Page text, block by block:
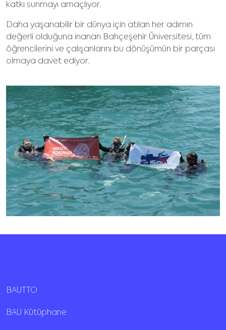
katkı sunmayı amaçlıyor.
Daha yaşanabilir bir dünya için atılan her adımın
değerli olduğuna inanan Bahçeşehir Üniversitesi, tüm
öğrencilerini ve çalışanlarını bu dönüşümün bir parçası
olmaya davet ediyor.
BAUTTO
BAU Kütüphane